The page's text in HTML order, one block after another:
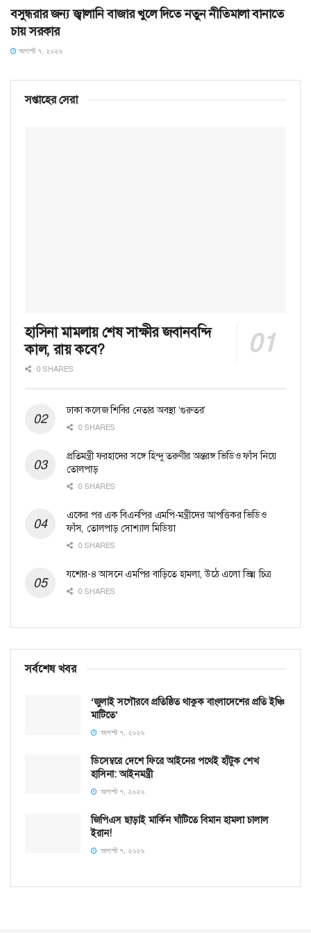
বসুন্ধরার জন্য জ্বালানি বাজার খুলে দিতে নতুন নীতিমালা বানাতে
চায় সরকার
আগস্ট ৭, ২০২৬
সপ্তাহের সেরা
হাসিনা মামলায় শেষ সাক্ষীর জবানবন্দি
কাল, রায় কবে?
0 SHARES
ঢাকা কলেজ শিবির নেতার অবস্থা ‘গুরুতর’
0 SHARES
প্রতিমন্ত্রী ফরহাদের সঙ্গে হিন্দু তরুণীর অন্তরঙ্গ ভিডিও ফাঁস নিয়ে
তোলপাড়
0 SHARES
একের পর এক বিএনপির এমপি-মন্ত্রীদের আপত্তিকর ভিডিও
ফাঁস, তোলপাড় সোশ্যাল মিডিয়া
0 SHARES
যশোর-৪ আসনে এমপির বাড়িতে হামলা, উঠে এলো ভিন্ন চিত্র
0 SHARES
সর্বশেষ খবর
‘জুলাই সগৌরবে প্রতিষ্ঠিত থাকুক বাংলাদেশের প্রতি ইঞ্চি
মাটিতে’
আগস্ট ৭, ২০২৬
ডিসেম্বরে দেশে ফিরে আইনের পথেই হাঁটুক শেখ
হাসিনা: আইনমন্ত্রী
আগস্ট ৭, ২০২৬
জিপিএস ছাড়াই মার্কিন ঘাঁটিতে বিমান হামলা চালাল
ইরান!
আগস্ট ৭, ২০২৬